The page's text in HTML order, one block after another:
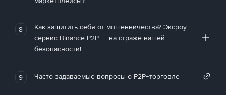
8
Как защитить себя от мошенничества? Эксроу-
сервис Binance P2P — на страже вашей
безопасности!
9 Часто задаваемые вопросы о P2P-торговле